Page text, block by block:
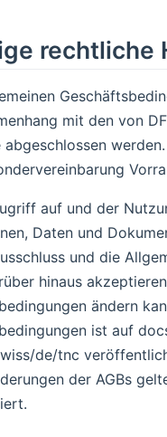
rechtliche
mit den von
auf und der
Daten und
und die
hinaus
ändern
ist auf
de/tnc
der AGBs